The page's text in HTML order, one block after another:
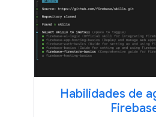
Habilidades de